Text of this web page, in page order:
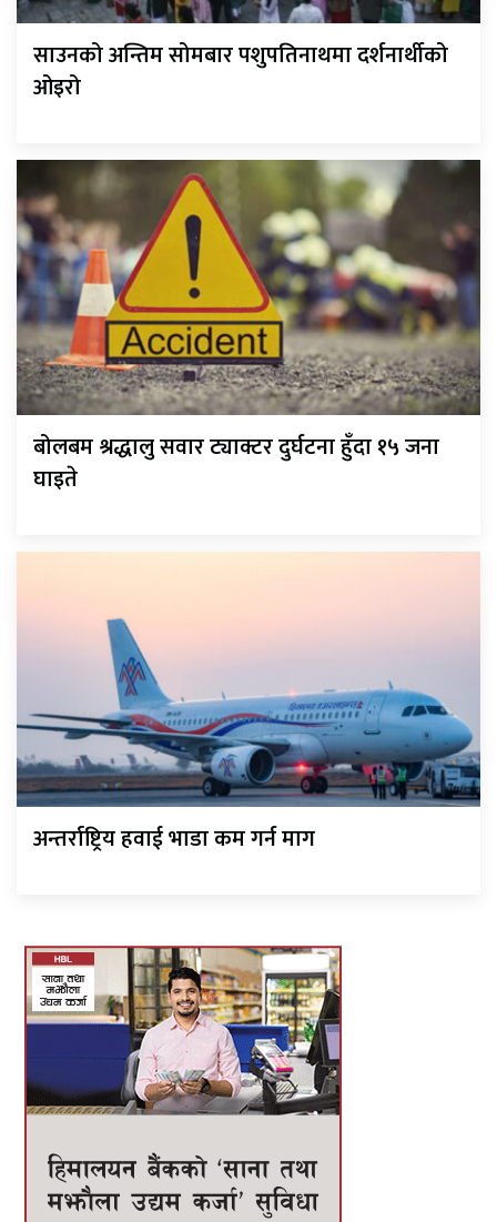
साउनको अन्तिम सोमबार पशुपतिनाथमा दर्शनार्थीको
ओइरो
बोलबम श्रद्धालु सवार ट्याक्टर दुर्घटना हुँदा १५ जना
घाइते
अन्तर्राष्ट्रिय हवाई भाडा कम गर्न माग